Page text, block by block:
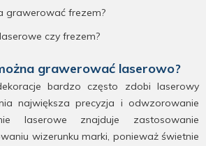
grawerować frezem?
czy frezem?
grawerować laserowo?
bardzo często zdobi laserowy
największa precyzja i odwzorowanie
laserowe znajduje zastosowanie
wizerunku marki, ponieważ świetnie